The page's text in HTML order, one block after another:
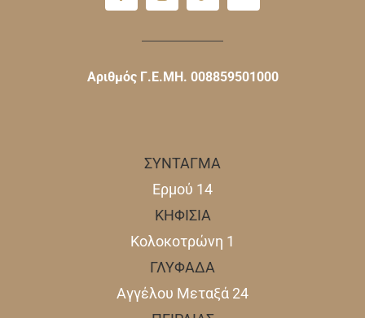
Αριθμός Γ.Ε.ΜΗ. 008859501000
ΣΥΝΤΑΓΜΑ
Ερμού 14
ΚΗΦΙΣΙΑ
Κολοκοτρώνη 1
ΓΛΥΦΑΔΑ
Αγγέλου Μεταξά 24